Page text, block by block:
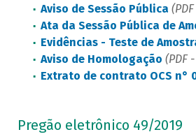
Aviso de Sessão Pública
Ata da Sessão Pública de
Evidências - Teste de
Aviso de Homologação (PDF
Extrato de contrato OCS n°
Pregão eletrônico 49/2019